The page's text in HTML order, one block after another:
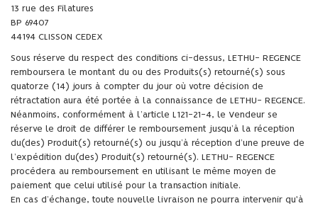
13 rue des Filatures
BP 69407
44194 CLISSON CEDEX
Sous réserve du respect des conditions ci-dessus, LETHU- REGENCE
remboursera le montant du ou des Produits(s) retourné(s) sous
quatorze (14) jours à compter du jour où votre décision de
rétractation aura été portée à la connaissance de LETHU- REGENCE.
Néanmoins, conformément à l’article L121-21-4, le Vendeur se
réserve le droit de différer le remboursement jusqu’à la réception
du(des) Produit(s) retourné(s) ou jusqu’à réception d’une preuve de
l’expédition du(des) Produit(s) retourné(s). LETHU- REGENCE
procédera au remboursement en utilisant le même moyen de
paiement que celui utilisé pour la transaction initiale.
En cas d’échange, toute nouvelle livraison ne pourra intervenir qu'à